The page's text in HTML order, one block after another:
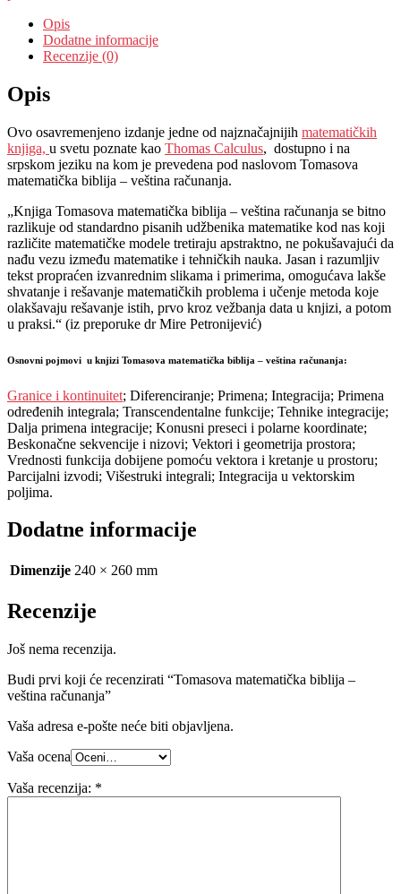
Opis
Dodatne informacije
Recenzije (0)
Opis
Ovo osavremenjeno izdanje jedne od najznačajnijih matematičkih
knjiga, u svetu poznate kao Thomas Calculus, dostupno i na
srpskom jeziku na kom je prevedena pod naslovom Tomasova
matematička biblija – veština računanja.
„Knjiga Tomasova matematička biblija – veština računanja se bitno
razlikuje od standardno pisanih udžbenika matematike kod nas koji
različite matematičke modele tretiraju apstraktno, ne pokušavajući da
nađu vezu između matematike i tehničkih nauka. Jasan i razumljiv
tekst propraćen izvanrednim slikama i primerima, omogućava lakše
shvatanje i rešavanje matematičkih problema i učenje metoda koje
olakšavaju rešavanje istih, prvo kroz vežbanja data u knjizi, a potom
u praksi.“ (iz preporuke dr Mire Petronijević)
Osnovni pojmovi u knjizi Tomasova matematička biblija – veština računanja:
Granice i kontinuitet; Diferenciranje; Primena; Integracija; Primena
određenih integrala; Transcendentalne funkcije; Tehnike integracije;
Dalja primena integracije; Konusni preseci i polarne koordinate;
Beskonačne sekvencije i nizovi; Vektori i geometrija prostora;
Vrednosti funkcija dobijene pomoću vektora i kretanje u prostoru;
Parcijalni izvodi; Višestruki integrali; Integracija u vektorskim
poljima.
Dodatne informacije
Dimenzije 240 × 260 mm
Recenzije
Još nema recenzija.
Budi prvi koji će recenzirati “Tomasova matematička biblija –
veština računanja”
Vaša adresa e-pošte neće biti objavljena.
Vaša ocena
Vaša recenzija: *